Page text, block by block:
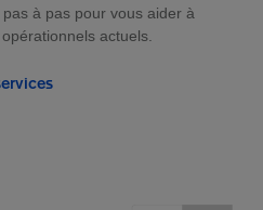
à pas pour vous aider à
actuels.